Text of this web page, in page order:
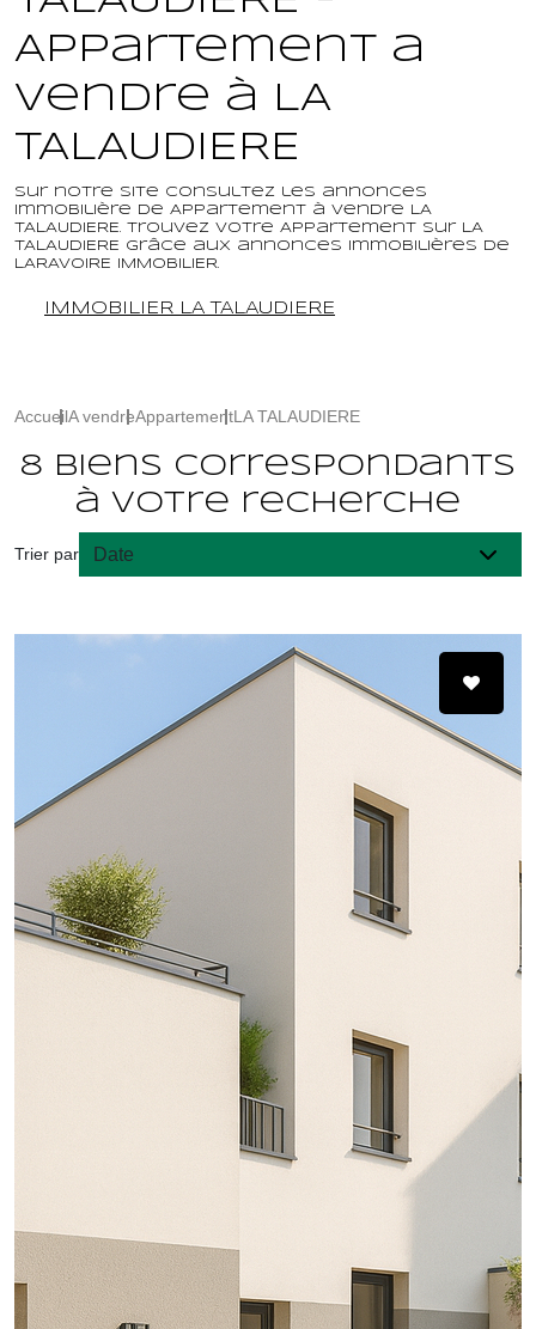
Appartement a
vendre à LA
TALAUDIERE
Sur notre site consultez les annonces
immobilière de Appartement à vendre LA
TALAUDIERE. Trouvez votre Appartement sur LA
TALAUDIERE grâce aux annonces immobilières de
LARAVOIRE IMMOBILIER.
IMMOBILIER LA TALAUDIERE
AccueilA vendreAppartementLA TALAUDIERE
8 biens correspondants
à votre recherche
Trier par